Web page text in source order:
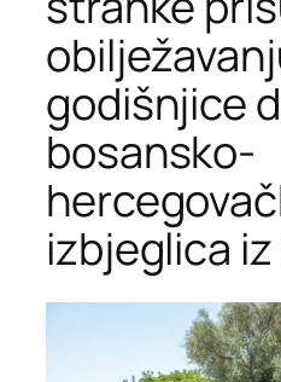
godišnjice
bosansko-
izbjeglica iz